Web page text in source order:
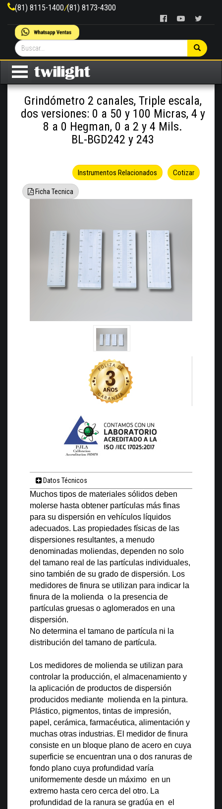
(81) 8115-1400/(81) 8173-4300
Grindómetro 2 canales, Triple escala,
dos versiones: 0 a 50 y 100 Micras, 4 y
8 a 0 Hegman, 0 a 2 y 4 Mils.
BL-BGD242 y 243
Cotizar
Instrumentos Relacionados
Ficha Tecnica
Datos Técnicos
Muchos tipos de materiales sólidos deben
molerse hasta obtener partículas más finas
para su dispersión en vehículos líquidos
adecuados. Las propiedades físicas de las
dispersiones resultantes, a menudo
denominadas moliendas, dependen no solo
del tamano real de las partículas individuales,
sino también de su grado de dispersión. Los
medidores de finura se utilizan para indicar la
finura de la molienda o la presencia de
partículas gruesas o aglomerados en una
dispersión.
No determina el tamano de partícula ni la
distribución del tamano de partícula.
Los medidores de molienda se utilizan para
controlar la producción, el almacenamiento y
la aplicación de productos de dispersión
producidos mediante molienda en la pintura.
Plástico, pigmentos, tintas de impresión,
papel, cerámica, farmacéutica, alimentación y
muchas otras industrias. El medidor de finura
consiste en un bloque plano de acero en cuya
superficie se encuentran una o dos ranuras de
fondo plano cuya profundidad varía
uniformemente desde un máximo en un
extremo hasta cero cerca del otro. La
profundidad de la ranura se gradúa en el